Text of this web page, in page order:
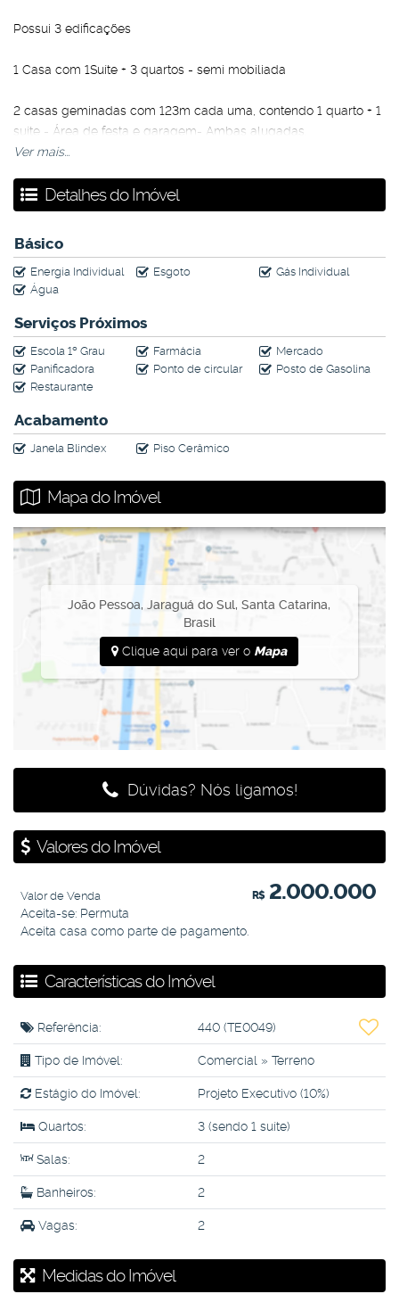
Possui 3 edificações
1 Casa com 1Suíte + 3 quartos - semi mobiliada
2 casas geminadas com 123m cada uma, contendo 1 quarto + 1
suíte - Área de festa e garagem- Ambas alugadas.
Ver mais...
Detalhes do Imóvel
Básico
Energia Individual Esgoto
Gás Individual
Água
Serviços Próximos
Escola 1º Grau Farmácia
Mercado
Panificadora
Ponto de circular
Posto de Gasolina
Restaurante
Acabamento
Janela Blindex Piso Cerâmico
Mapa do Imóvel
João Pessoa,Jaraguá do Sul,Santa Catarina,
Brasil
Clique aqui para ver o Mapa
Dúvidas? Nós ligamos!
Valores do Imóvel
R$2.000.000
Valor de Venda
Aceita-se: Permuta
Aceita casa como parte de pagamento.
Características do Imóvel
Referência: 440 (TE0049)
Tipo de Imóvel: Comercial » Terreno
Estágio do Imóvel: Projeto Executivo (10%)
Quartos: 3 (sendo 1 suíte)
Salas: 2
Banheiros: 2
Vagas: 2
Medidas do Imóvel